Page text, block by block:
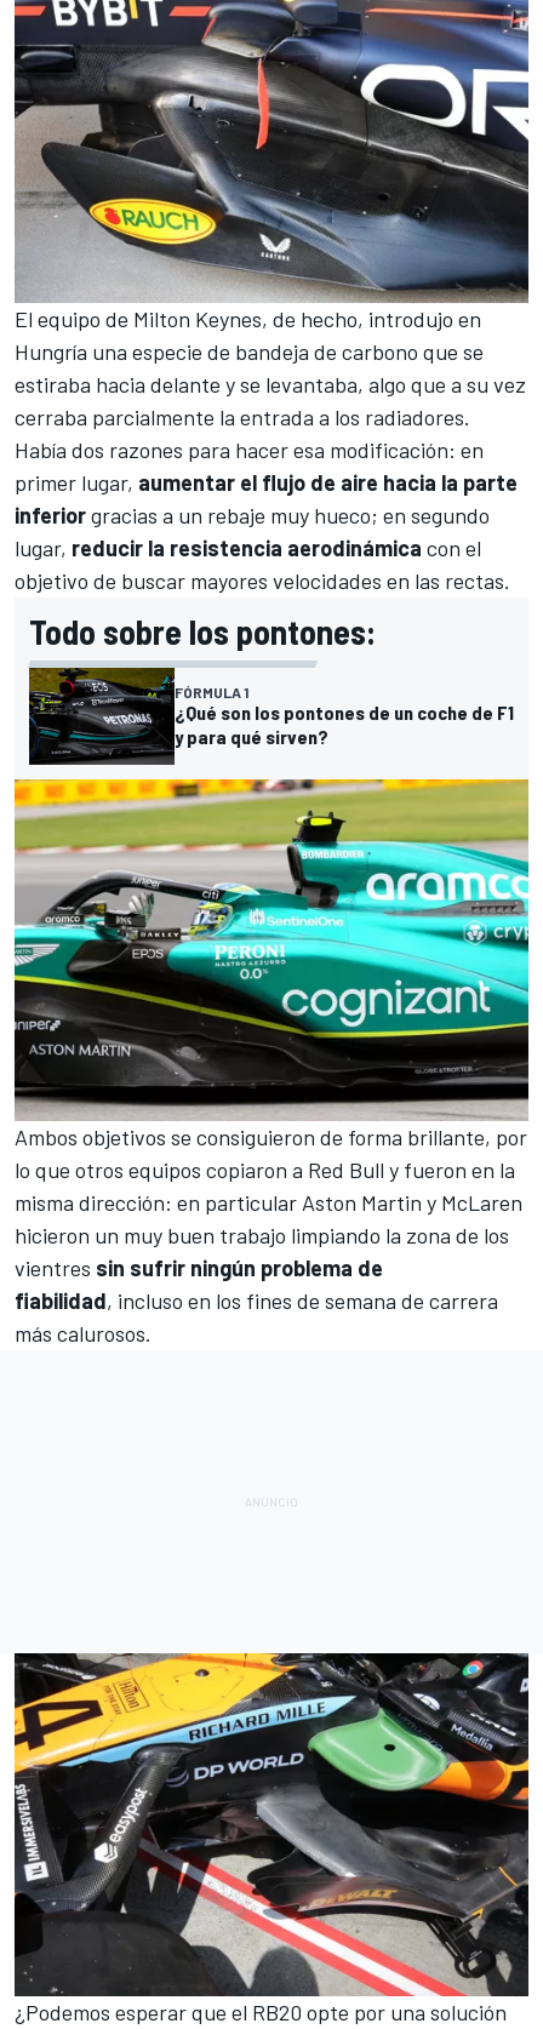
El equipo de Milton Keynes, de hecho, introdujo en
Hungría una especie de bandeja de carbono que se
estiraba hacia delante y se levantaba, algo que a su vez
cerraba parcialmente la entrada a los radiadores.
Había dos razones para hacer esa modificación: en
primer lugar, aumentar el flujo de aire hacia la parte
inferiorgracias a un rebaje muy hueco; en segundo
lugar, reducir la resistencia aerodinámica con el
objetivo de buscar mayores velocidades en las rectas.
Todo sobre los pontones:
FÓRMULA 1
¿Qué son los pontones de un coche de F1
y para qué sirven?
Ambos objetivos se consiguieron de forma brillante, por
lo que otros equipos copiaron a Red Bull y fueron en la
misma dirección: en particularAston Martin y McLaren
hicieron un muy buen trabajo limpiando la zona de los
vientres sin sufrir ningún problema de
fiabilidad, incluso en los fines de semana de carrera
más calurosos.
¿Podemos esperar que el RB20 opte por una solución